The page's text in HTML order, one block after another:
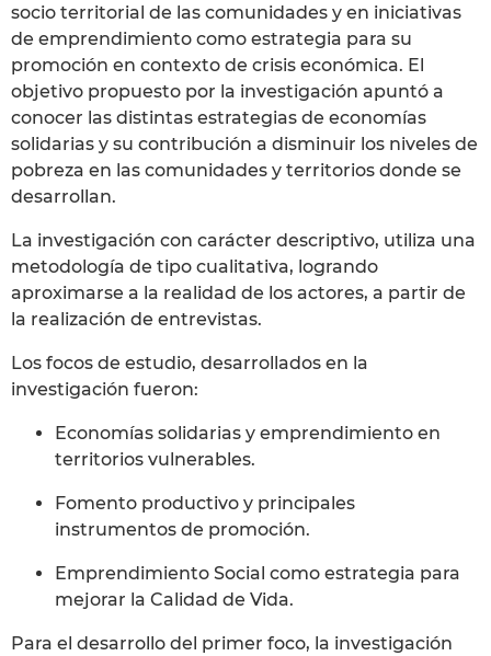
socio territorial de las comunidades y en iniciativas
de emprendimiento como estrategia para su
promoción en contexto de crisis económica. El
objetivo propuesto por la investigación apuntó a
conocer las distintas estrategias de economías
solidarias y su contribución a disminuir los niveles de
pobreza en las comunidades y territorios donde se
desarrollan.
La investigación con carácter descriptivo, utiliza una
metodología de tipo cualitativa, logrando
aproximarse a la realidad de los actores, a partir de
la realización de entrevistas.
Los focos de estudio, desarrollados en la
investigación fueron:
Economías solidarias y emprendimiento en
territorios vulnerables.
Fomento productivo y principales
instrumentos de promoción.
Emprendimiento Social como estrategia para
mejorar la Calidad de Vida.
Para el desarrollo del primer foco, la investigación